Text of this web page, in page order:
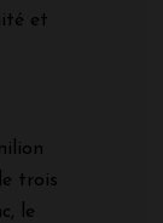
et
trois
le